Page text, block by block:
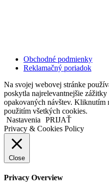
Obchodné podmienky
Reklamačný poriadok
Na svojej webovej stránke
poskytla najrelevantnejšie
opakovaných návštev. Kliknutím
použitím všetkých cookies.
Nastavenia
PRIJAŤ
Privacy & Cookies Policy
Close
Privacy Overview